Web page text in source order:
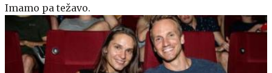
Imamo pa težavo.